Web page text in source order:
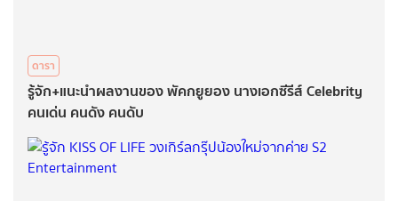
ดารา
รู้จัก+แนะนำผลงานของ พัคกยูยอง นางเอกซีรีส์ Celebrity
คนเด่น คนดัง คนดับ